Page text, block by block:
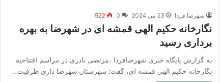
شهرضا فردا 23 می 2024 0
522
نگارخانه حکیم الهی قمشه ای در شهرضا به بهره
برداری رسید
به گزارش پایگاه خبری شهرضافردا ،مرتضی نادری در مراسم افتتاحیه
نگارخانه حکیم الهی قمشه ای، گفت: شهرستان شهرضا داری ظرفیت…